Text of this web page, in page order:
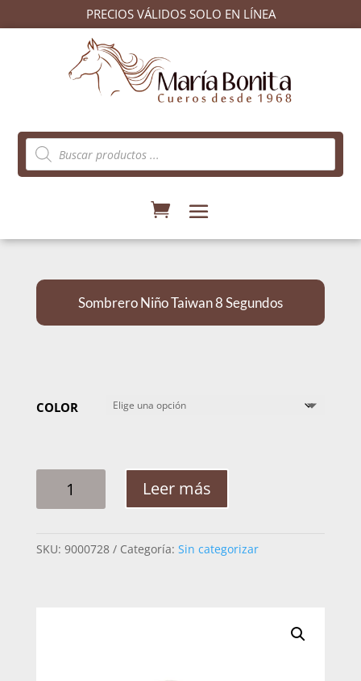
PRECIOS VÁLIDOS SOLO EN LÍNEA
Búsqueda
de
productos
Sombrero Niño Taiwan 8 Segundos
COLOR
SEGUNDOS
Leer más
SKU: 9000728 Categoría: Sin categorizar